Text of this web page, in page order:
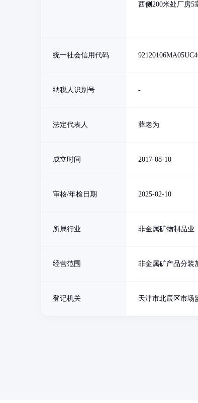
西侧200米处厂房5
统一社会信用代码
纳税人识别号 -
法定代表人 薛老为
成立时间 2017-08-10
审核/年检日期 2025-02-10
所属行业 非金属矿物制品业
经营范围 非金属矿产品分装
登记机关 天津市北辰区市场